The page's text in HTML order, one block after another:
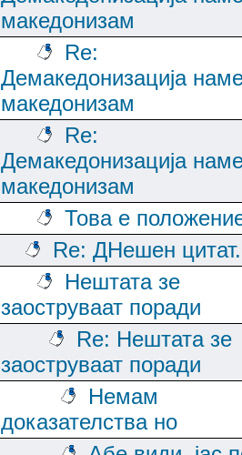
македонизам
Re:
Демакедонизација
македонизам
Re:
Демакедонизација
македонизам
Това е
Re: ДНешен
Нештата зе
заоструваат поради
Re: Нештата зе
заоструваат поради
Немам
доказателства но